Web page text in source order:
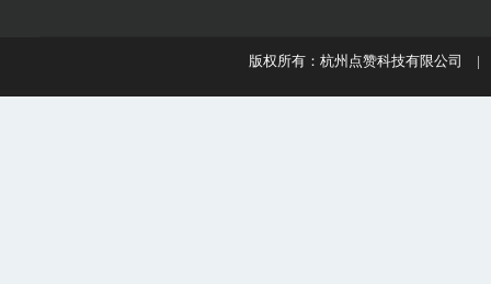
版权所有：杭州点赞科技有限公司